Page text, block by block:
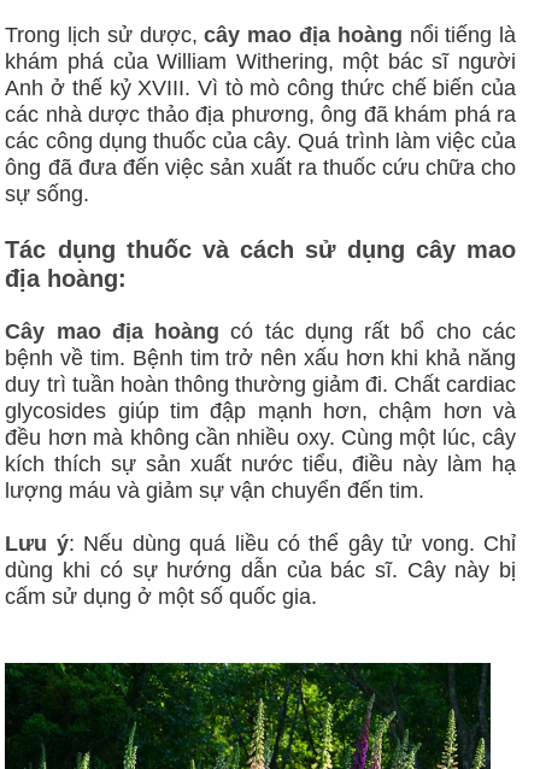
Trong lịch sử dược,cây mao địa hoàng nổi tiếng là
khám phá của William Withering, một bác sĩ người
Anh ở thế kỷ XVIII. Vì tò mò công thức chế biến của
các nhà dược thảo địa phương, ông đã khám phá ra
các công dụng thuốc của cây. Quá trình làm việc của
ông đã đưa đến việc sản xuất ra thuốc cứu chữa cho
sự sống.
Tác dụng thuốc và cách sử dụng cây mao
địa hoàng:
Cây mao địa hoàng có tác dụng rất bổ cho các
bệnh về tim. Bệnh tim trở nên xấu hơn khi khả năng
duy trì tuần hoàn thông thường giảm đi. Chất cardiac
glycosides giúp tim đập mạnh hơn, chậm hơn và
đều hơn mà không cần nhiều oxy. Cùng một lúc, cây
kích thích sự sản xuất nước tiểu, điều này làm hạ
lượng máu và giảm sự vận chuyển đến tim.
Lưu ý: Nếu dùng quá liều có thể gây tử vong. Chỉ
dùng khi có sự hướng dẫn của bác sĩ. Cây này bị
cấm sử dụng ở một số quốc gia.